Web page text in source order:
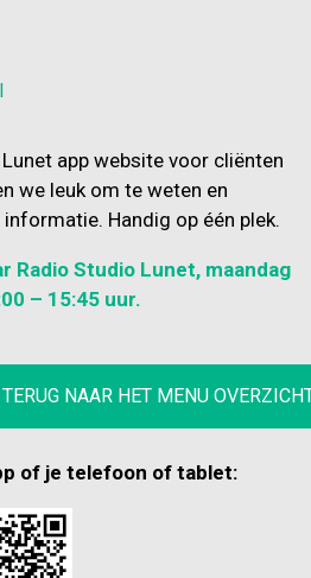
app website voor cliënten
we leuk om te weten en
Handig op één plek.
Radio Studio Lunet, maandag
– 15:45 uur.
NAAR HET MENU
of je telefoon of tablet: